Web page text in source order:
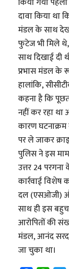
दावा किया था
मंडल के साथ
फुटेज भी मिले
साथ दिखाई
प्रभास मंडल के
हालांकि,
कहना है कि
नहीं कर रहा था
कारण
पर ले जाकर
पुलिस ने इस
उत्तर 24 परगना
कार्रवाई
दल (एसओजी)
साथ ही इस
आरोपितों की
मंडल, आनंद
जा चुका था।